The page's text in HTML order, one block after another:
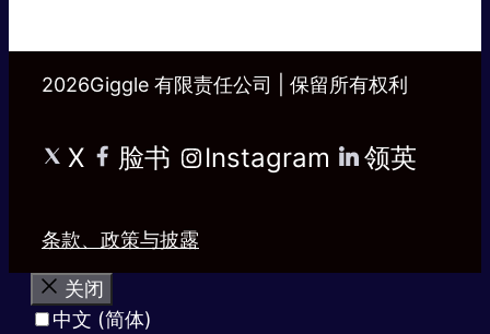
2026Giggle 有限责任公司 | 保留所有权利
X 脸书 Instagram 领英
条款、政策与披露
关闭
中文 (简体)